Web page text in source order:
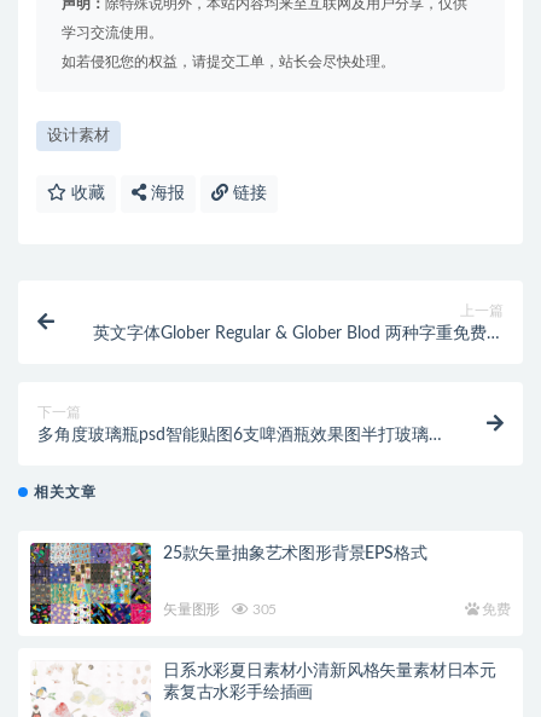
声明： 除特殊说明外，本站内容均来至互联网及用户分享，仅供
学习交流使用。
如若侵犯您的权益，请提交工单，站长会尽快处理。
设计素材
收藏 海报 链接
上一篇
英文字体Glober Regular & Glober Blod 两种字重免费下
下一篇
多角度玻璃瓶psd智能贴图6支啤酒瓶效果图半打玻璃汽
相关文章
25款矢量抽象艺术图形背景EPS格式
矢量图形 305 免费
日系水彩夏日素材小清新风格矢量素材日本元
素复古水彩手绘插画